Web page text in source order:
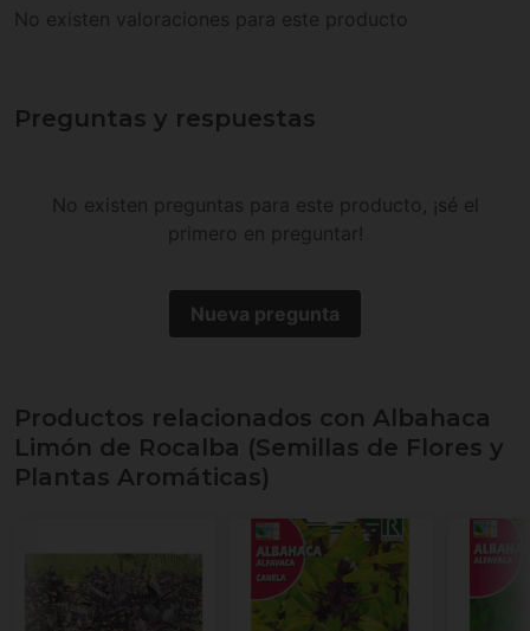
No existen valoraciones para este producto
Preguntas y respuestas
No existen preguntas para este producto, ¡sé el
primero en preguntar!
Nueva pregunta
Productos relacionados con Albahaca
Limón de Rocalba (Semillas de Flores y
Plantas Aromáticas)